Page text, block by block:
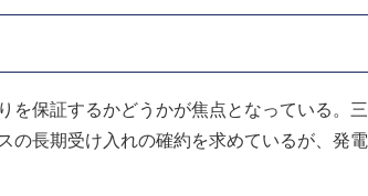
を保証するかどうかが焦点となっている。
の長期受け入れの確約を求めているが、発